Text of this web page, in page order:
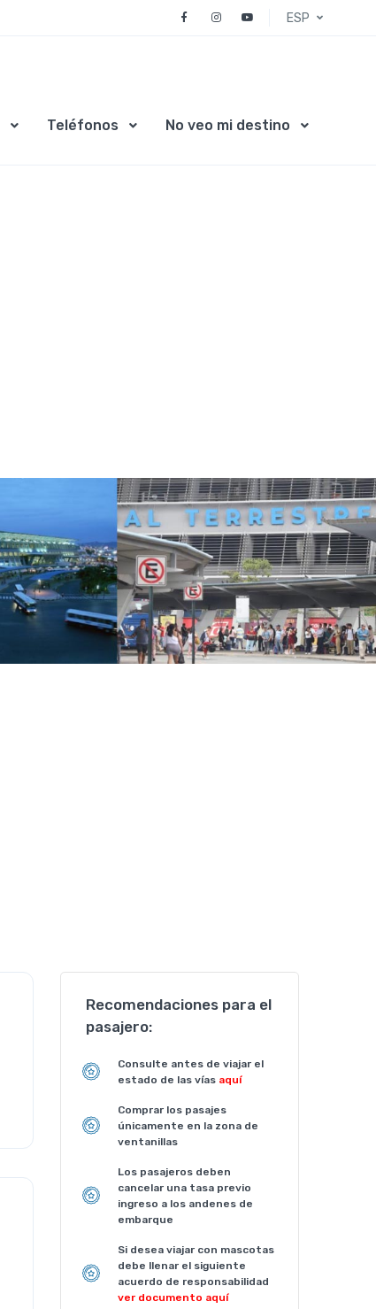
ESP
Teléfonos No veo mi destino
Recomendaciones para el
pasajero:
Consulte antes de viajar el
estado de las vías aquí
Comprar los pasajes
únicamente en la zona de
ventanillas
Los pasajeros deben
cancelar una tasa previo
ingreso a los andenes de
embarque
Si desea viajar con mascotas
debe llenar el siguiente
acuerdo de responsabilidad
ver documento aquí